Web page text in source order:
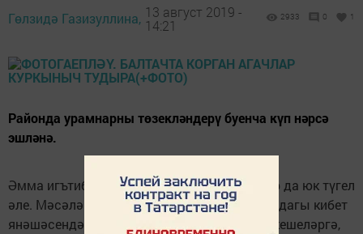
Гөлзидә Газизуллина, 13 август 2019 -
14:21
2933 0 1
Районда урамнарны төзекләндерү буенча күп нәрсә
эшләнә.
Әмма игътибардан читтә калган моментлар да юк түгел
әле. Мәсәлән, район үзәк хастаханәсе янындагы кибет
янәшәсендә корыган агач биредән йөрүче кешеләргә,